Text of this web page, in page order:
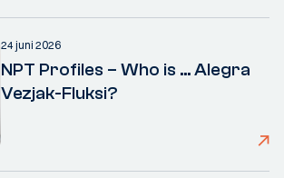
24 juni 2026
NPT Profiles – Who is ... Alegra
Vezjak-Fluksi?